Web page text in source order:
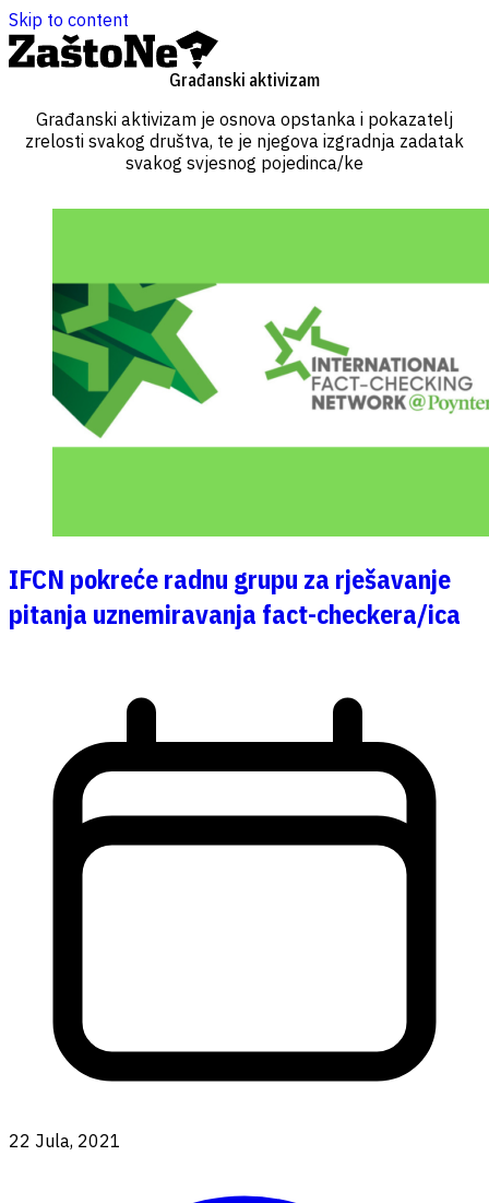
Skip to content
Građanski aktivizam
Građanski aktivizam je osnova opstanka i pokazatelj
zrelosti svakog društva, te je njegova izgradnja zadatak
svakog svjesnog pojedinca/ke
IFCN pokreće radnu grupu za rješavanje
pitanja uznemiravanja fact-checkera/ica
22 Jula, 2021